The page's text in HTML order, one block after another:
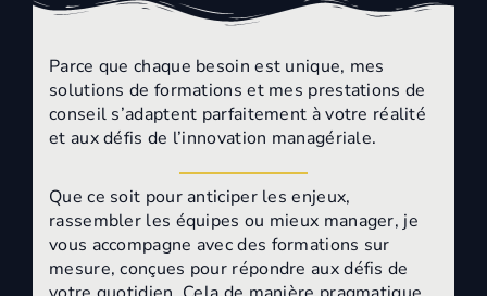
Parce que chaque besoin est unique, mes
solutions de formations et mes prestations de
conseil s’adaptent parfaitement à votre réalité
et aux défis de l’innovation managériale.
Que ce soit pour anticiper les enjeux,
rassembler les équipes ou mieux manager, je
vous accompagne avec des formations sur
mesure, conçues pour répondre aux défis de